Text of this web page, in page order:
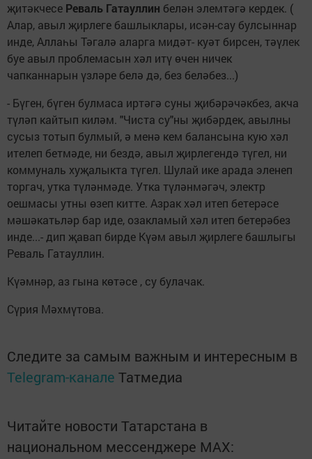
җитәкчесе Реваль Гатауллин белән элемтәгә кердек. (
Алар, авыл җирлеге башлыклары, исән-сау булсыннар
инде, Аллаһы Тәгалә аларга мидәт- куәт бирсен, тәүлек
буе авыл проблемасын хәл итү өчен ничек
чапканнарын үзләре белә дә, без беләбез...)
- Бүген, бүген булмаса иртәгә суны җибәрәчәкбез, акча
түләп кайтып киләм. "Чиста су"ны җибәрдек, авылны
сусыз тотып булмый, ә менә кем балансына кую хәл
ителеп бетмәде, ни бездә, авыл җирлегендә түгел, ни
коммуналь хуҗалыкта түгел. Шулай ике арада эленеп
торгач, утка түләнмәде. Утка түләнмәгәч, электр
оешмасы утны өзеп китте. Азрак хәл итеп бетерәсе
мәшәкатьләр бар иде, озакламый хәл итеп бетерәбез
инде...- дип җавап бирде Күәм авыл җирлеге башлыгы
Реваль Гатауллин.
Күәмнәр, аз гына көтәсе , су булачак.
Сүрия Мәхмүтова.
Следите за самым важным и интересным в
Telegram-канале Татмедиа
Читайте новости Татарстана в
национальном мессенджере MАХ: